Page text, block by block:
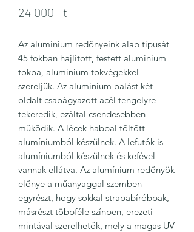
24 000 Ft
Az alumínium redőnyeink alap típusát
45 fokban hajlított, festett alumínium
tokba, alumínium tokvégekkel
szereljük. Az alumínium palást két
oldalt csapágyazott acél tengelyre
tekeredik, ezáltal csendesebben
működik. A lécek habbal töltött
alumíniumból készülnek. A lefutók is
alumíniumból készülnek és kefével
vannak ellátva. Az alumínium redőnyök
előnye a műanyaggal szemben
egyrészt, hogy sokkal strapabíróbbak,
másrészt többféle színben, erezeti
mintával szerelhetők, mely a magas UV